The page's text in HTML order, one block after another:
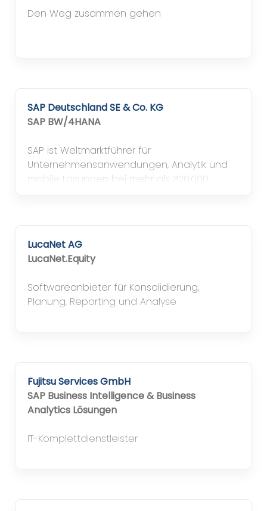
Den Weg zusammen gehen
SAP Deutschland SE & Co. KG
SAP BW/4HANA
SAP ist Weltmarktführer für
Unternehmensanwendungen, Analytik und
mobile Lösungen bei mehr als 320.000
LucaNet AG
LucaNet.Equity
Softwareanbieter für Konsolidierung,
Planung, Reporting und Analyse
Fujitsu Services GmbH
SAP Business Intelligence & Business
Analytics Lösungen
IT-Komplettdienstleister